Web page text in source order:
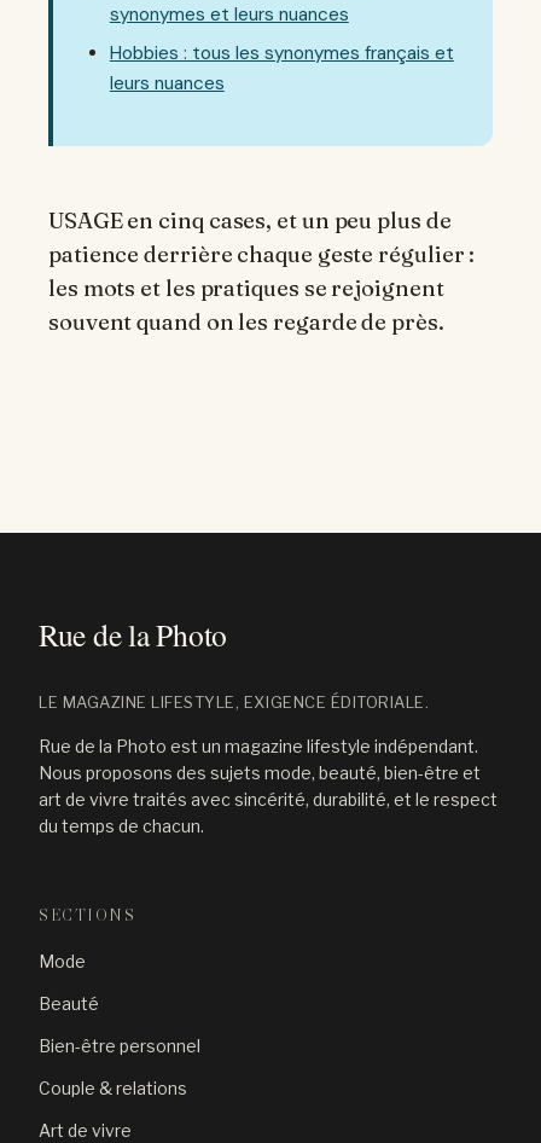
synonymes et leurs nuances
Hobbies : tous les synonymes français et
leurs nuances
USAGE en cinq cases, et un peu plus de
patience derrière chaque geste régulier :
les mots et les pratiques se rejoignent
souvent quand on les regarde de près.
LE MAGAZINE LIFESTYLE, EXIGENCE ÉDITORIALE.
Rue de la Photo est un magazine lifestyle indépendant.
Nous proposons des sujets mode, beauté, bien-être et
art de vivre traités avec sincérité, durabilité, et le respect
du temps de chacun.
SECTIONS
Mode
Beauté
Bien-être personnel
Couple & relations
Art de vivre